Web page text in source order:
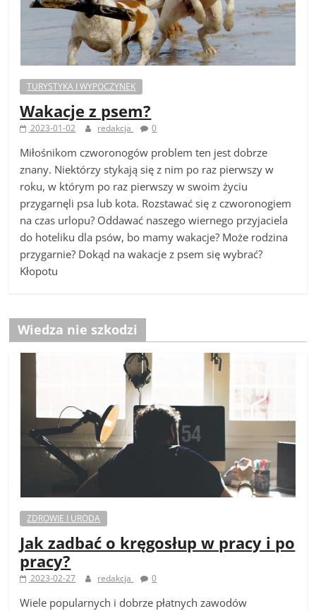
TURYSTYKA I WYPOCZYNEK
Wakacje z psem?
2023-01-02 redakcja 0
Miłośnikom czworonogów problem ten jest dobrze
znany. Niektórzy stykają się z nim po raz pierwszy w
roku, w którym po raz pierwszy w swoim życiu
przygarnęli psa lub kota. Rozstawać się z czworonogiem
na czas urlopu? Oddawać naszego wiernego przyjaciela
do hoteliku dla psów, bo mamy wakacje? Może rodzina
przygarnie? Dokąd na wakacje z psem się wybrać?
Kłopotu
Wiedza nie szkodzi
ZDROWIE I URODA
Jak zadbać o kręgosłup w pracy i po
pracy?
2023-02-27 redakcja 0
Wiele popularnych i dobrze płatnych zawodów